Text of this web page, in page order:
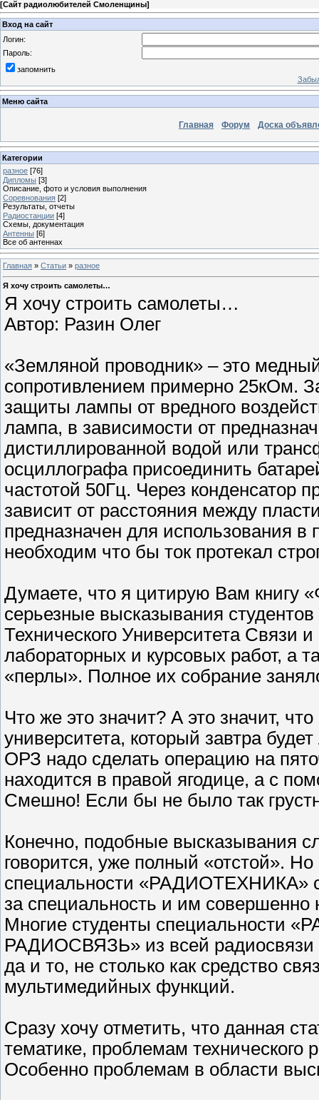
[Сайт радиолюбителей Смоленщины]
Вход на сайт
Логин:
Пароль:
запомнить
Меню сайта
Главная Форум Доска
Категории
разное [76]
Дипломы [3]
Описание, фото и условия выполнения
Соревнования [2]
Результаты, отчеты
Радиостанции [4]
Схемы, документация
Антенны [6]
Все об антеннах
Главная » Статьи » разное
Я хочу строить самолеты…
Я хочу строить самолеты…
Автор: Разин Олег
«Земляной проводник» – это
сопротивлением примерно 25кОм.
защиты лампы от вредного
лампа, в зависимости от
дистиллированной водой или
осциллографа присоединить
частотой 50Гц. Через конденсатор
зависит от расстояния между
предназначен для использования
необходим что бы ток протекал
Думаете, что я цитирую Вам книгу
серьезные высказывания студентов
Технического Университета
лабораторных и курсовых работ, а
«перлы». Полное их собрание
Что же это значит? А это значит,
университета, который завтра
ОРЗ надо сделать операцию на
находится в правой ягодице, а с
Смешно! Если бы не было так
Конечно, подобные высказывания
говорится, уже полный «отстой».
специальности «РАДИОТЕХНИКА»
за специальность и им совершенно
Многие студенты
РАДИОСВЯЗЬ» из всей радиосвязи
да и то, не столько как средство
мультимедийных функций.
Сразу хочу отметить, что данная
тематике, проблемам технического
Особенно проблемам в области